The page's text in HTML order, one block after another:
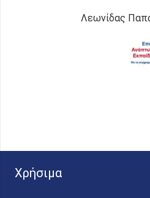
Λεωνίδας
Χρήσιμα